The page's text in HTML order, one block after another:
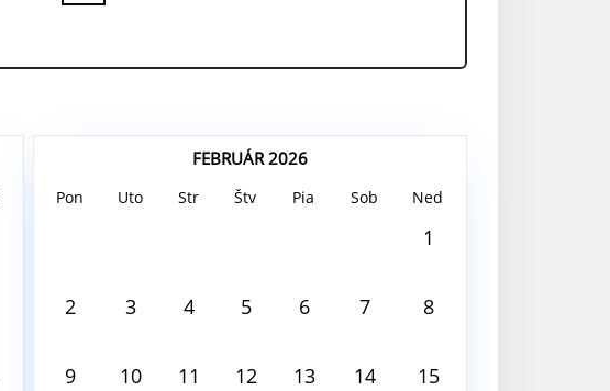
FEBRUÁR 2026
Pon Uto Str Štv Pia Sob Ned
1
2 3 4 5 6 7 8
9 10 11 12 13 14 15